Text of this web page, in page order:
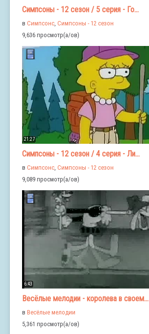
Симпсоны - 12 сезон / 5 серия - Го...
в Симпсонс Симпсоны - 12 сезон
9,636 просмотр(а/ов)
21:27
Симпсоны - 12 сезон / 4 серия - Ли...
в Симпсонс, Симпсоны - 12 сезон
9,089 просмотр(а/ов)
6:43
Весёлые мелодии - королева в своем...
в Весёлые мелодии
5,361 просмотр(а/ов)